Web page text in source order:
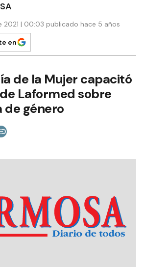
2021 | 00:03 publicado hace 5 años
en
de la Mujer capacitó
Laformed sobre
de género